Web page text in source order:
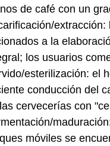
de café con un
a la
los usuarios
esterilización: el
conducción del
cervecerías con
móviles se